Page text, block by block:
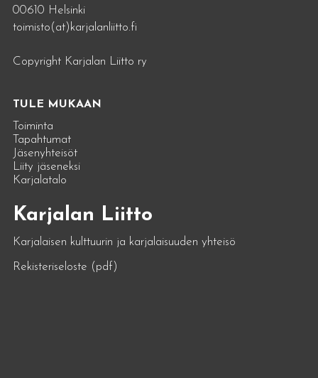
00610 Helsinki
toimisto(at)karjalanliitto.fi
Copyright Karjalan Liitto ry
TULE MUKAAN
Toiminta
Tapahtumat
Jäsenyhteisöt
Liity jäseneksi
Karjalatalo
Karjalan Liitto
Karjalaisen kulttuurin ja karjalaisuuden yhteisö
Rekisteriseloste (pdf)